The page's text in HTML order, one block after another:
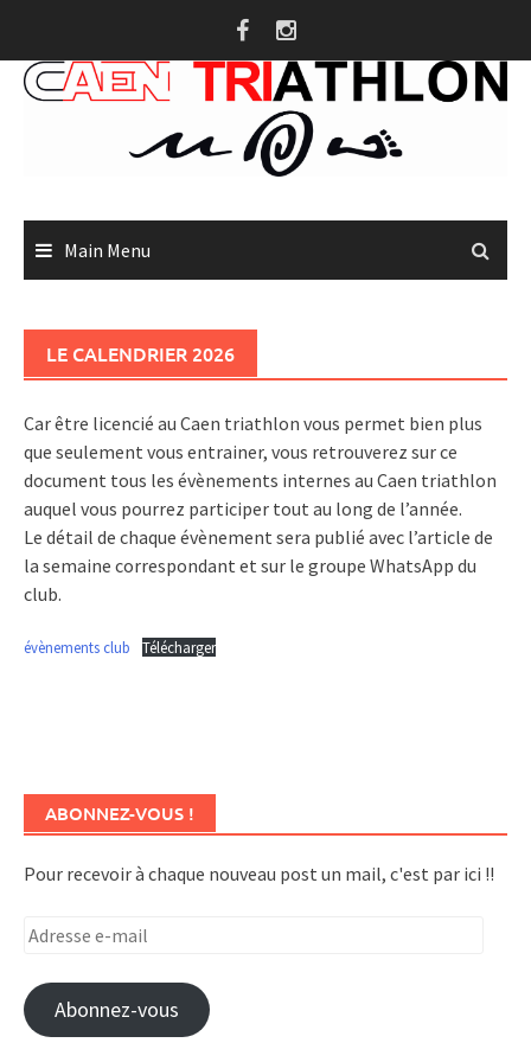
content
Main Menu
LE CALENDRIER 2026
Car être licencié au Caen triathlon vous permet bien plus
que seulement vous entrainer, vous retrouverez sur ce
document tous les évènements internes au Caen triathlon
auquel vous pourrez participer tout au long de l’année.
Le détail de chaque évènement sera publié avec l’article de
la semaine correspondant et sur le groupe WhatsApp du
club.
évènements club Télécharger
ABONNEZ-VOUS !
Pour recevoir à chaque nouveau post un mail, c'est par ici !!
Adresse
mail
Abonnez-vous